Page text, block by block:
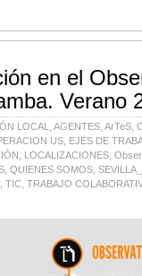
en el
Verano
LOCAL AGENTES ArTeS
US EJES DE
LOCALIZACIONES
QUIENES SOMOS
TIC TRABAJO